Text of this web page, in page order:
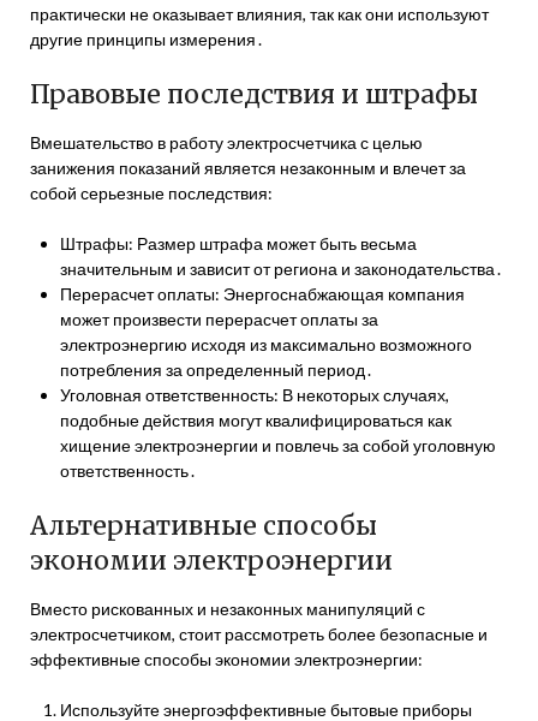
практически не оказывает влияния, так как они используют
другие принципы измерения․
Правовые последствия и штрафы
Вмешательство в работу электросчетчика с целью
занижения показаний является незаконным и влечет за
собой серьезные последствия:
Штрафы: Размер штрафа может быть весьма
значительным и зависит от региона и законодательства․
Перерасчет оплаты: Энергоснабжающая компания
может произвести перерасчет оплаты за
электроэнергию исходя из максимально возможного
потребления за определенный период․
Уголовная ответственность: В некоторых случаях,
подобные действия могут квалифицироваться как
хищение электроэнергии и повлечь за собой уголовную
ответственность․
Альтернативные способы
экономии электроэнергии
Вместо рискованных и незаконных манипуляций с
электросчетчиком, стоит рассмотреть более безопасные и
эффективные способы экономии электроэнергии:
Используйте энергоэффективные бытовые приборы